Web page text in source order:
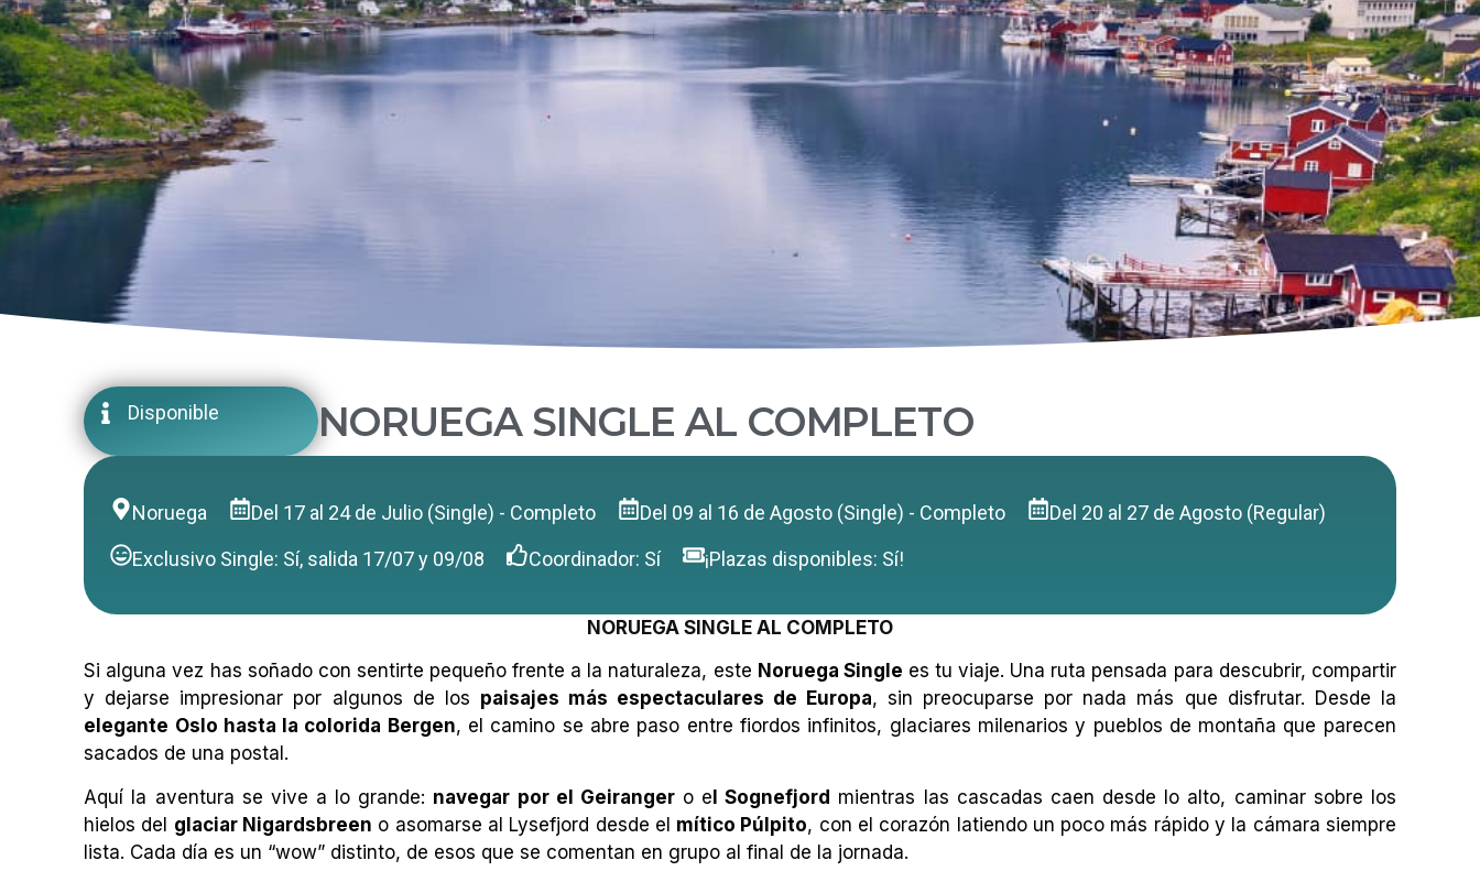
Disponible NORUEGA SINGLE AL COMPLETO
Noruega Del 17 al 24 de Julio (Single) - Completo Del 09 al 16 de Agosto (Single) - Completo
Del 20 al 27 de Agosto (Regular)
Exclusivo Single: Sí, salida 17/07 y 09/08
Coordinador: Sí ¡Plazas disponibles: Sí!
NORUEGA SINGLE AL COMPLETO
Si alguna vez has soñado con sentirte pequeño frente a la naturaleza, este Noruega Single es tu viaje. Una ruta pensada para descubrir, compartir
y dejarse impresionar por algunos de los paisajes más espectaculares de Europa, sin preocuparse por nada más que disfrutar. Desde la
elegante Oslo hasta la colorida Bergen, el camino se abre paso entre fiordos infinitos, glaciares milenarios y pueblos de montaña que parecen
sacados de una postal.
Aquí la aventura se vive a lo grande: navegar por el Geirangero el Sognefjord mientras las cascadas caen desde lo alto, caminar sobre los
hielos del glaciar Nigardsbreen o asomarse al Lysefjord desde el mítico Púlpito, con el corazón latiendo un poco más rápido y la cámara siempre
lista. Cada día es un “wow” distinto, de esos que se comentan en grupo al final de la jornada.